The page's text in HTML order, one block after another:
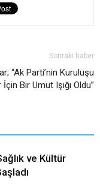
Sonraki haber
“Ak Parti’nin Kuruluşu
Bir Umut Işığı Oldu”
ve Kültür